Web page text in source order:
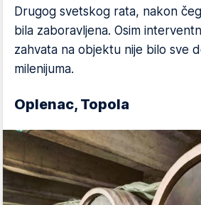
Drugog svetskog rata, nakon
bila zaboravljena. Osim
zahvata na objektu nije bilo sve
milenijuma.
Oplenac, Topola